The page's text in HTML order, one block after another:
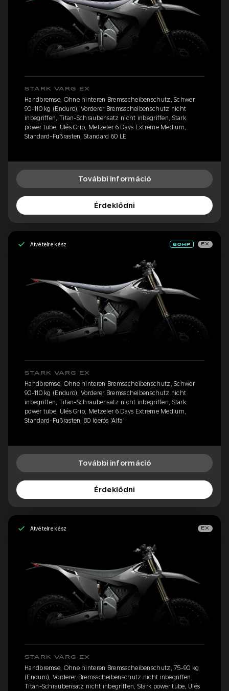
STARK VARG EX
Handbremse, Ohne hinteren Bremsscheibenschutz, Schwer
90-110 kg (Enduro), Vorderer Bremsscheibenschutz nicht
inbegriffen, Titan-Schraubensatz nicht inbegriffen, Stark
power tube, Ülés Grip, Metzeler 6 Days Extreme Medium,
Standard-Fußrasten, Standard 60 LE
További információ
Érdeklődni
Átvételre kész EX
STARK VARG EX
Handbremse, Ohne hinteren Bremsscheibenschutz, Schwer
90-110 kg (Enduro), Vorderer Bremsscheibenschutz nicht
inbegriffen, Titan-Schraubensatz nicht inbegriffen, Stark
power tube, Ülés Grip, Metzeler 6 Days Extreme Medium,
Standard-Fußrasten, 80 lóerős 'Alfa'
További információ
Érdeklődni
Átvételre kész EX
STARK VARG EX
Handbremse, Ohne hinteren Bremsscheibenschutz, 75-90 kg
(Enduro), Vorderer Bremsscheibenschutz nicht inbegriffen,
Titan-Schraubensatz nicht inbegriffen, Stark power tube, Ülés